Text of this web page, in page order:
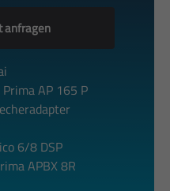
anfragen
AP 165 P
6/8 DSP
APBX 8R